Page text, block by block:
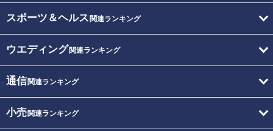
スポーツ＆ヘルス 関連ランキング
ウエディング関連ランキング
通信関連ランキング
小売関連ランキング